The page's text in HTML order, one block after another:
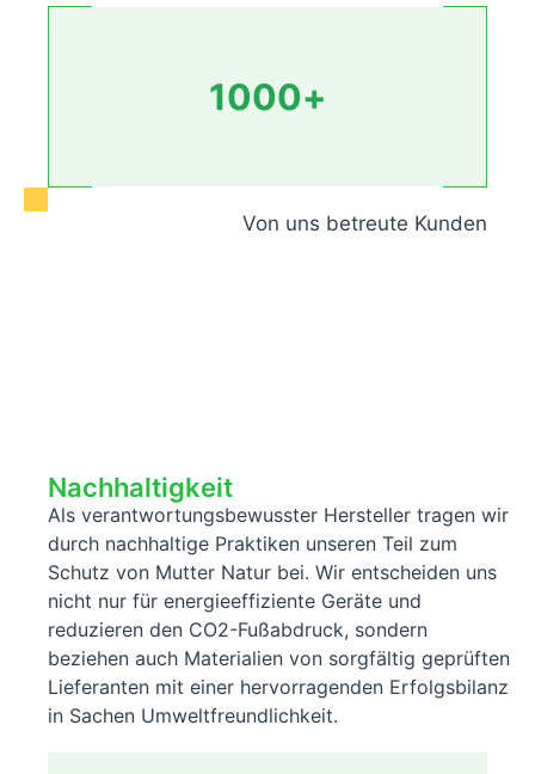
1000+
Von uns betreute Kunden
Nachhaltigkeit
Als verantwortungsbewusster Hersteller tragen wir
durch nachhaltige Praktiken unseren Teil zum
Schutz von Mutter Natur bei. Wir entscheiden uns
nicht nur für energieeffiziente Geräte und
reduzieren den CO2-Fußabdruck, sondern
beziehen auch Materialien von sorgfältig geprüften
Lieferanten mit einer hervorragenden Erfolgsbilanz
in Sachen Umweltfreundlichkeit.